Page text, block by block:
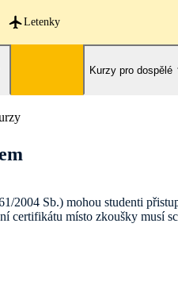
Letenky
Kurzy pro dospělé
2004 Sb.) mohou studenti
certifikátu místo zkoušky musí